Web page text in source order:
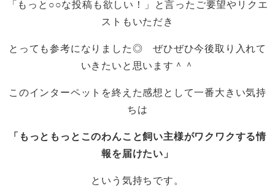
「もっと○○な投稿も欲しい！」と言ったご要望やリクエ
ストもいただき
とっても参考になりました◎ ぜひぜひ今後取り入れて
いきたいと思います＾＾
このインターペットを終えた感想として一番大きい気持
ちは
「もっともっとこのわんこと飼い主様がワクワクする情
報を届けたい」
という気持ちです。